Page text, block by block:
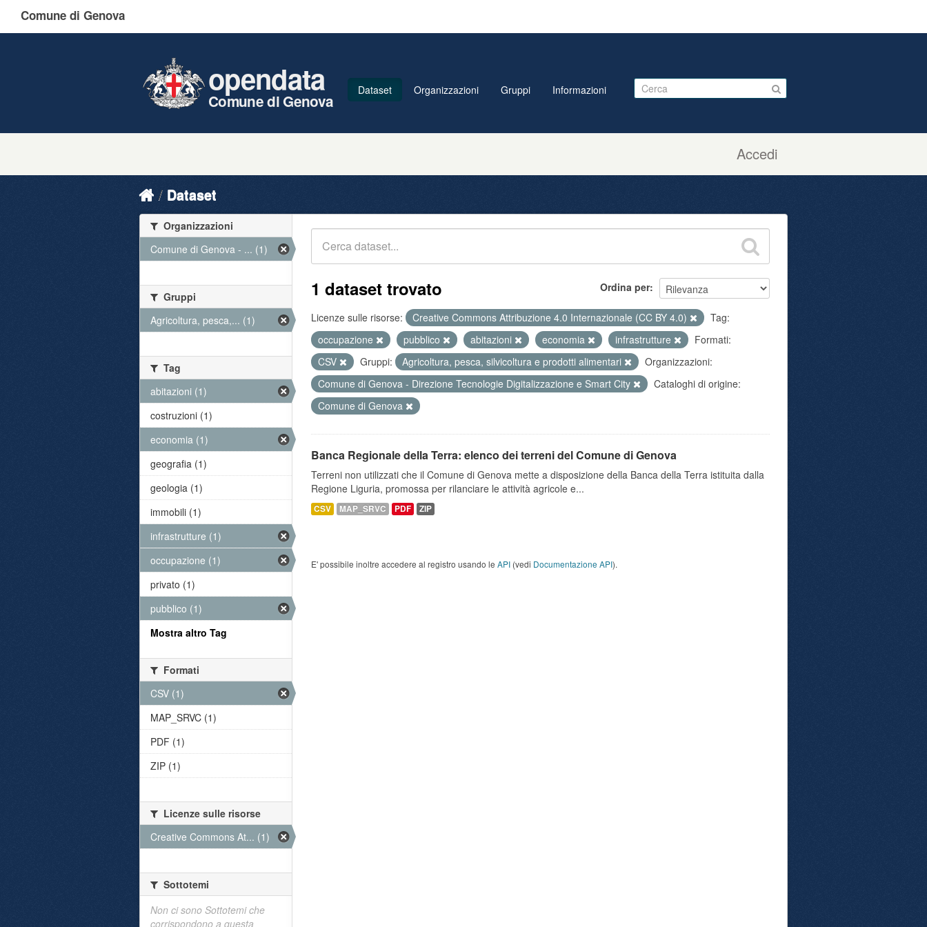
Comune di Genova
Accedi
opendata
Comune di Genova
Dataset Organizzazioni Gruppi Informazioni
Dataset
Ordina per
1 dataset trovato
Licenze sulle risorse: Creative Commons Attribuzione 4.0 Internazionale (CC BY 4.0)
Tag:
occupazione
pubblico abitazioni economia infrastrutture
Formati:
CSV
Gruppi: Agricoltura, pesca, silvicoltura e prodotti alimentari
Organizzazioni:
Comune di Genova - Direzione Tecnologie Digitalizzazione e Smart City
Cataloghi di origine:
Comune di Genova
Banca Regionale della Terra: elenco dei terreni del Comune di Genova
Terreni non utilizzati che il Comune di Genova mette a disposizione della Banca della Terra istituita dalla
Regione Liguria, promossa per rilanciare le attività agricole e...
CSV MAP_SRVC PDF ZIP
E' possibile inoltre accedere al registro usando le API (vedi Documentazione API).
Organizzazioni
Comune di Genova - ... (1)
Gruppi
Agricoltura, pesca,... (1)
Tag
abitazioni (1)
costruzioni (1)
economia (1)
geografia (1)
geologia (1)
immobili (1)
infrastrutture (1)
occupazione (1)
privato (1)
pubblico (1)
Mostra altro Tag
Formati
CSV (1)
MAP_SRVC (1)
PDF (1)
ZIP (1)
Licenze sulle risorse
Creative Commons At... (1)
Sottotemi
Non ci sono Sottotemi che
corrispondono a questa